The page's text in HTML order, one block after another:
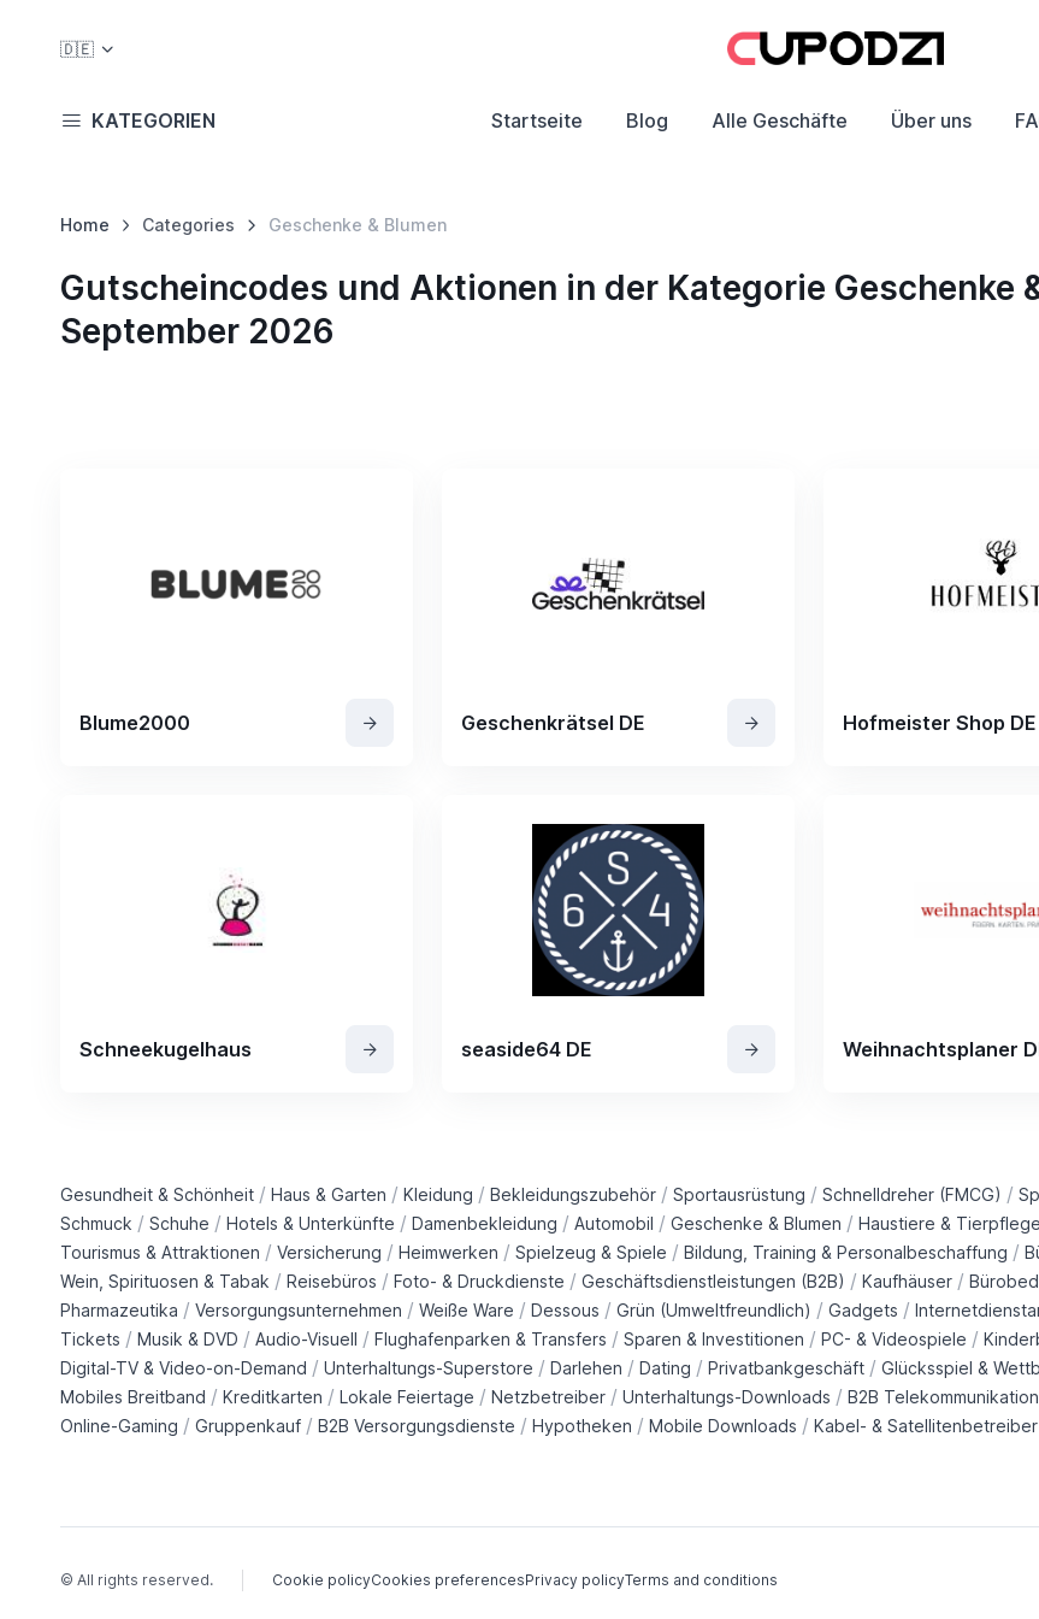
🇩🇪
KATEGORIEN Startseite Blog Alle Geschäfte Über uns
Home Categories Geschenke & Blumen
Gutscheincodes und Aktionen in der Kategorie Geschenke
September 2026
Blume2000 Geschenkrätsel DE Hofmeister Shop DE
Schneekugelhaus seaside64 DE Weihnachtsplaner
Gesundheit & Schönheit / Haus & Garten / Kleidung / Bekleidungszubehör / Sportausrüstung / Schnelldreher (FMCG) /
Schmuck / Schuhe / Hotels & Unterkünfte / Damenbekleidung / Automobil / Geschenke & Blumen / Haustiere & Tierpflege
Tourismus & Attraktionen / Versicherung / Heimwerken / Spielzeug & Spiele / Bildung, Training & Personalbeschaffung /
Wein, Spirituosen & Tabak / Reisebüros / Foto- & Druckdienste / Geschäftsdienstleistungen (B2B) / Kaufhäuser /
Pharmazeutika / Versorgungsunternehmen / Weiße Ware / Dessous / Grün (Umweltfreundlich) / Gadgets /
Tickets / Musik & DVD / Audio-Visuell / Flughafenparken & Transfers / Sparen & Investitionen / PC- & Videospiele /
Digital-TV & Video-on-Demand / Unterhaltungs-Superstore / Darlehen / Dating / Privatbankgeschäft / Glücksspiel &
Mobiles Breitband / Kreditkarten / Lokale Feiertage / Netzbetreiber / Unterhaltungs-Downloads / B2B
Online-Gaming / Gruppenkauf / B2B Versorgungsdienste / Hypotheken / Mobile Downloads / Kabel- & Satellitenbetreiber
Cookie policyCookies preferencesPrivacy policyTerms and conditions
© All rights reserved.